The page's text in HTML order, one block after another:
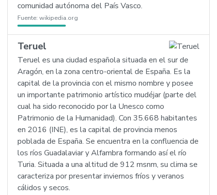
comunidad autónoma del País Vasco.
Fuente: wikipedia.org
Teruel
Teruel es una ciudad española situada en el sur de
Aragón, en la zona centro-oriental de España. Es la
capital de la provincia con el mismo nombre y posee
un importante patrimonio artístico mudéjar (parte del
cual ha sido reconocido por la Unesco como
Patrimonio de la Humanidad). Con 35.668 habitantes
en 2016 (INE), es la capital de provincia menos
poblada de España. Se encuentra en la confluencia de
los ríos Guadalaviar y Alfambra formando así el río
Turia. Situada a una altitud de 912 msnm, su clima se
caracteriza por presentar inviernos fríos y veranos
cálidos y secos.